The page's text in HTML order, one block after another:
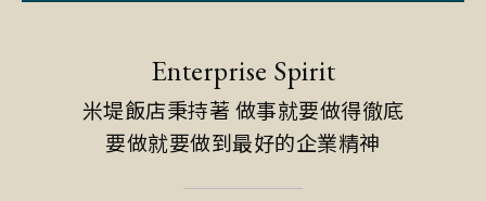
Enterprise Spirit
米堤飯店秉持著 做事就要做得徹底
要做就要做到最好的企業精神